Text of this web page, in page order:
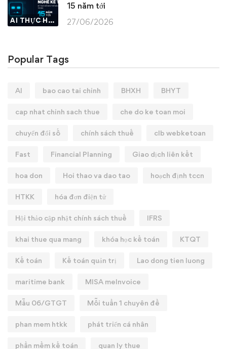
AI THỰC HÀNH
15 năm tới
27/06/2026
Popular Tags
AI bao cao tai chinh BHXH BHYT
cap nhat chinh sach thue che do ke toan moi
chuyển đổi số chính sách thuế clb webketoan
Fast Financial Planning Giao dịch liên kết
hoa don Hoi thao va dao tao hoạch định tccn
HTKK hóa đơn điện tử
Hội thảo cập nhật chính sách thuế IFRS
khai thue qua mang khóa học kế toán KTQT
Kế toán Kế toán quản trị Lao dong tien luong
maritime bank MISA meInvoice
Mẫu 06/GTGT Mỗi tuần 1 chuyên đề
phan mem htkk phát triển cá nhân
phần mềm kế toán quan ly thue